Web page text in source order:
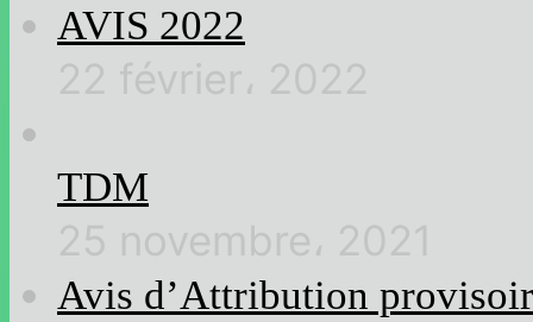
AVIS 2022
TDM
Avis d’Attribution